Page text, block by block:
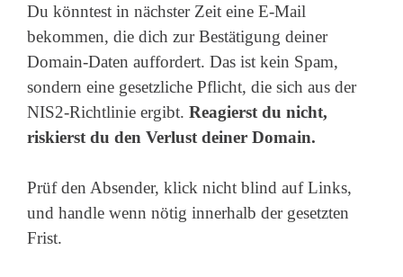
Du könntest in nächster Zeit eine E-Mail
bekommen, die dich zur Bestätigung deiner
Domain-Daten auffordert. Das ist kein Spam,
sondern eine gesetzliche Pflicht, die sich aus der
NIS2-Richtlinie ergibt. Reagierst du nicht,
riskierst du den Verlust deiner Domain.
Prüf den Absender, klick nicht blind auf Links,
und handle wenn nötig innerhalb der gesetzten
Frist.